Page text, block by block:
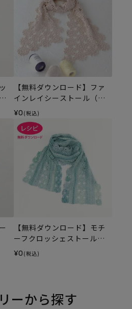
【無料ダウンロード】ファ
インレイシーストール（レ
シピ）
¥0 (税込)
【無料ダウンロード】モチ
ーフクロッシェストール
（レシピ）
¥0 (税込)
ーから探す